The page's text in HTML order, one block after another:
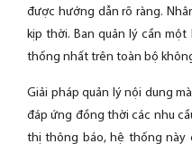
được hướng dẫn rõ ràng.
kịp thời. Ban quản lý cần
thống nhất trên toàn bộ
Giải pháp quản lý nội dung
đáp ứng đồng thời các nhu
thị thông báo, hệ thống này